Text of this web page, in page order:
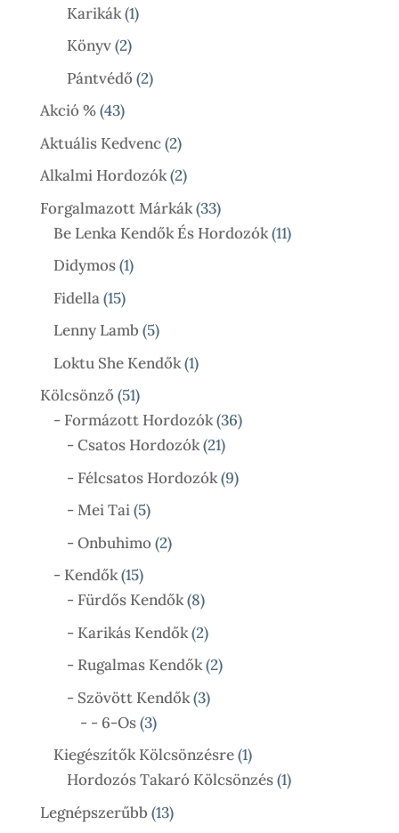
Karikák 11
Könyv 22
Termék
Pántvédő 22
Akció % 4343
Termék
Aktuális Kedvenc 22
Termék
Alkalmi Hordozók 22
Termék
Forgalmazott Márkák 3333
Termék
Be Lenka Kendők És Hordozók 1111
Didymos 11
Fidella 1515
Termék
Lenny Lamb 55
Termék
Loktu She Kendők 11
Kölcsönző 5151
Termék
- Formázott Hordozók 3636
- Csatos Hordozók 2121
Termék
- Félcsatos Hordozók 99
- Mei Tai 55
Termék
- Onbuhimo 22
- Kendők 1515
Termék
- Fürdős Kendők 88
Termék
- Karikás Kendők 22
Termék
- Rugalmas Kendők 22
- Szövött Kendők 33
- - 6-Os 33
Termék
Kiegészítők Kölcsönzésre 11
Termék
Hordozós Takaró Kölcsönzés 11
Legnépszerűbb 1313